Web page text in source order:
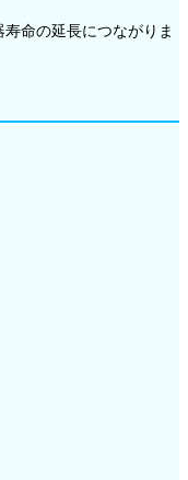
命の延長につながりま